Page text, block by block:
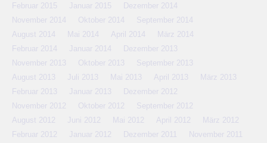
Februar 2015
Januar 2015
Dezember 2014
November 2014
Oktober 2014
September 2014
August 2014
Mai 2014 April 2014
März 2014
Februar 2014
Januar 2014
Dezember 2013
November 2013
Oktober 2013
September 2013
August 2013
Juli 2013 Mai 2013 April 2013
März 2013
Februar 2013
Januar 2013
Dezember 2012
November 2012
Oktober 2012
September 2012
August 2012
Juni 2012 Mai 2012 April 2012
März 2012
Februar 2012
Januar 2012 Dezember 2011
November 2011